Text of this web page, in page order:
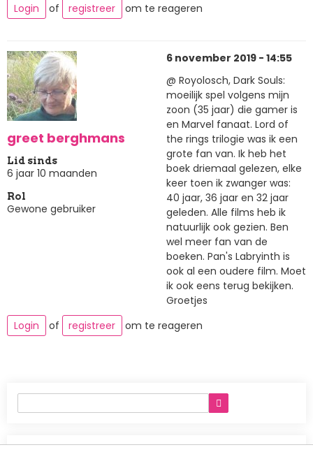
Login of registreer om te reageren
greet berghmans
Lid sinds
6 jaar 10 maanden
Rol
Gewone gebruiker
6 november 2019 - 14:55
@ Royolosch, Dark Souls:
moeilijk spel volgens mijn
zoon (35 jaar) die gamer is
en Marvel fanaat. Lord of
the rings trilogie was ik een
grote fan van. Ik heb het
boek driemaal gelezen, elke
keer toen ik zwanger was:
40 jaar, 36 jaar en 32 jaar
geleden. Alle films heb ik
natuurlijk ook gezien. Ben
wel meer fan van de
boeken. Pan's Labryinth is
ook al een oudere film. Moet
ik ook eens terug bekijken.
Groetjes
Login
of registreer om te reageren